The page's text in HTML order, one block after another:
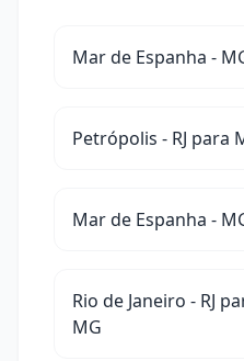
Mar de Espanha -
Petrópolis - RJ para
Mar de Espanha -
Rio de Janeiro - RJ
MG